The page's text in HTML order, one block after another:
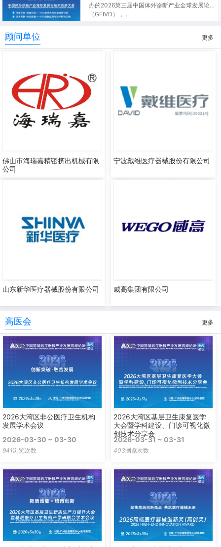
办的2026第三届中国体外诊断产业全球发展论坛
（GFIVD），...
顾问单位 更多
佛山市海瑞嘉精密挤出机械有限
公司
宁波戴维医疗器械股份有限公司
山东新华医疗器械股份有限公司 威高集团有限公司
高医会 更多
2026大湾区非公医疗卫生机构
发展学术会议
2026-03-30 ~ 03-30
941浏览次数
2026大湾区基层卫生康复医学
大会暨学科建设、门诊可视化微
创技术分享会
2026-03-31 ~ 03-31
403浏览次数